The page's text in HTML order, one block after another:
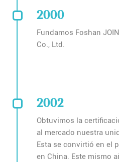
2000
Fundamos Foshan
Co., Ltd.
2002
Obtuvimos la
al mercado nuestra
Esta se convirtió en el
en China. Este mismo